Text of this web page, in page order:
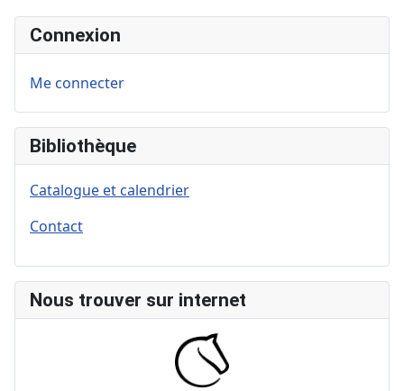
Connexion
Me connecter
Bibliothèque
Catalogue et calendrier
Contact
Nous trouver sur internet